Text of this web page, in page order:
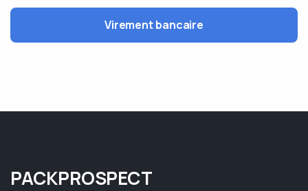
Virement bancaire
PACKPROSPECT